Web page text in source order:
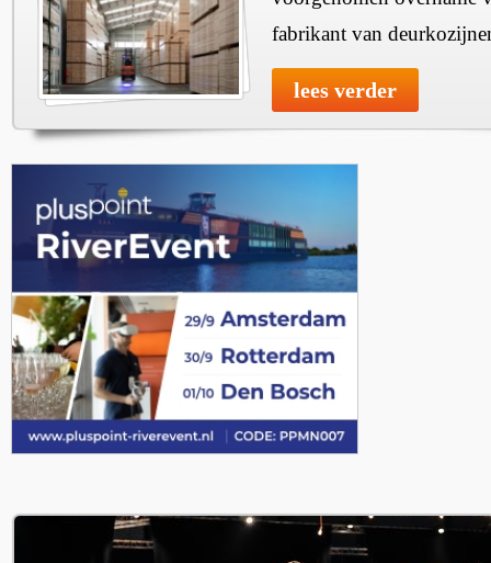
fabrikant van
lees verder